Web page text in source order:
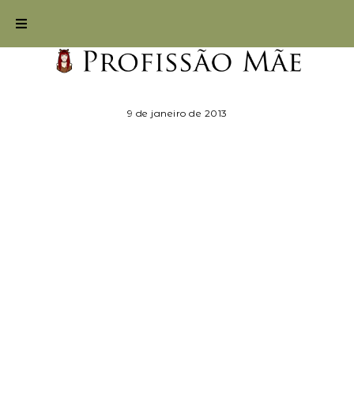
9 de janeiro de 2013